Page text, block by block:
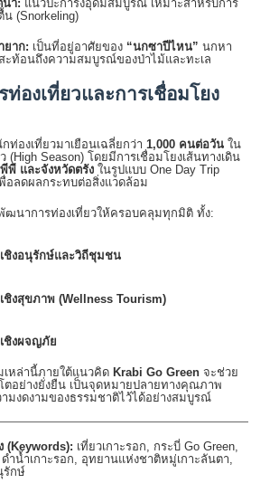
น้ำ: แนวปะการังอุดมสมบูรณ์ เหมาะสำหรับการ
น (Snorkeling)
ยาก: เป็นที่อยู่อาศัยของ “นกซาปีไหน” นกหา
ะท้อนถึงความสมบูรณ์ของป่าไม้และทะเล
องเที่ยวและการเชื่อมโยง
ท่องเที่ยวมาเยือนเฉลี่ยกว่า 1,000 คนต่อวัน ใน
(High Season) โดยมีการเชื่อมโยงเส้นทางเดิน
พีพี และจังหวัดตรัง ในรูปแบบ One Day Trip
อลดผลกระทบต่อสิ่งแวดล้อม
ฒนาการท่องเที่ยวให้ครอบคลุมทุกมิติ ทั้ง:
ชิงอนุรักษ์และวิถีชุมชน
ชิงสุขภาพ (Wellness Tourism)
ชิงผจญภัย
หล่านี้ภายใต้แนวคิด Krabi Go Green จะช่วย
ตอย่างยั่งยืน เป็นจุดหมายปลายทางคุณภาพ
มงดงามของธรรมชาติไว้ได้อย่างสมบูรณ์
(Keywords): เที่ยวเกาะรอก, กระบี่ Go Green,
ำน้ำเกาะรอก, อุทยานแห่งชาติหมู่เกาะลันตา,
รักษ์